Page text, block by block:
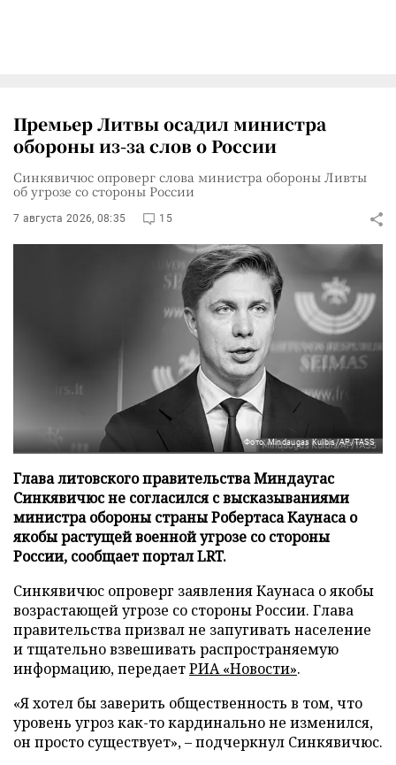
Премьер Литвы осадил министра
обороны из-за слов о России
Синкявичюс опроверг слова министра обороны Ливты
об угрозе со стороны России
7 августа 2026, 08:35 15
Фото: Mindaugas Kulbis/AP/TASS
Глава литовского правительства Миндаугас
Синкявичюс не согласился с высказываниями
министра обороны страны Робертаса Каунаса о
якобы растущей военной угрозе со стороны
России, сообщает портал LRT.
Синкявичюс опроверг заявления Каунаса о якобы
возрастающей угрозе со стороны России. Глава
правительства призвал не запугивать население
и тщательно взвешивать распространяемую
информацию, передаетРИА «Новости».
«Я хотел бы заверить общественность в том, что
уровень угроз как-то кардинально не изменился,
он просто существует», – подчеркнул Синкявичюс.